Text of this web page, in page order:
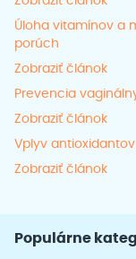
Úloha vitamínov a
porúch
Zobraziť článok
Prevencia
Zobraziť článok
Vplyv
Zobraziť článok
Populárne